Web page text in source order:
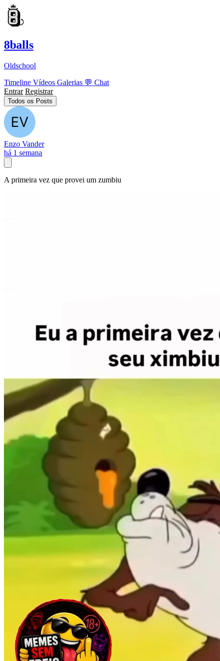
8balls
Oldschool
Timeline Vídeos Galerias 💬 Chat
Entrar Registrar
Todos os Posts
Enzo Vander
há 1 semana
A primeira vez que provei um zumbiu